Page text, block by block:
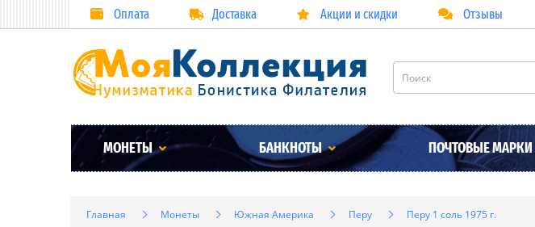
Оплата Доставка Акции и скидки Отзывы
МОНЕТЫ БАНКНОТЫ ПОЧТОВЫЕ МАРКИ
Главная Монеты Южная Америка Перу Перу 1 соль 1975 г.